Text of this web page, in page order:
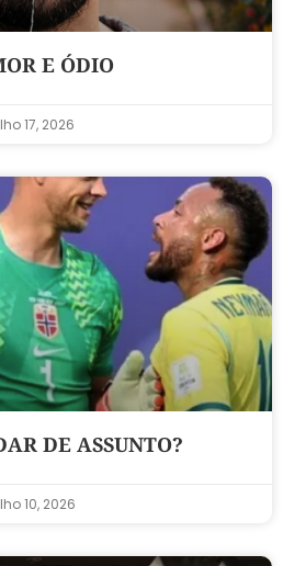
E ÓDIO
17, 2026
DE ASSUNTO?
10, 2026